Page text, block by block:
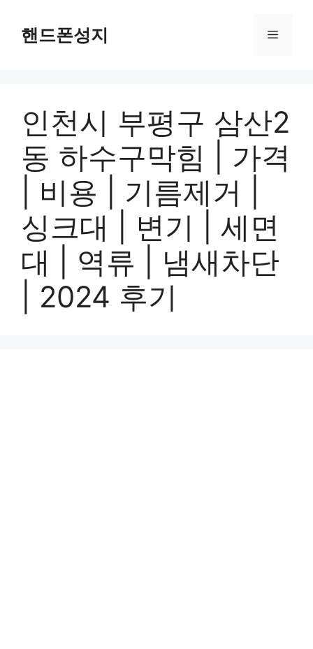
핸드폰성지 메
인천시 부평구 삼산2
동 하수구막힘 | 가격
| 비용 | 기름제거 |
싱크대 | 변기 | 세면
대 | 역류 | 냄새차단
| 2024 후기